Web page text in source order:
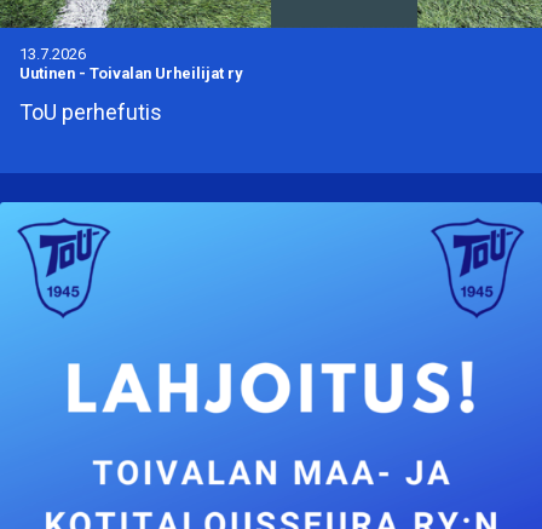
13.7.2026
Uutinen - Toivalan Urheilijat ry
ToU perhefutis